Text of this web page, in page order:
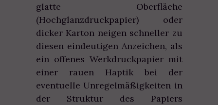
glatte Oberfläche
(Hochglanzdruckpapier) oder
dicker Karton neigen schneller zu
diesen eindeutigen Anzeichen, als
ein offenes Werkdruckpapier mit
einer rauen Haptik bei der
eventuelle Unregelmäßigkeiten in
der Struktur des Papiers